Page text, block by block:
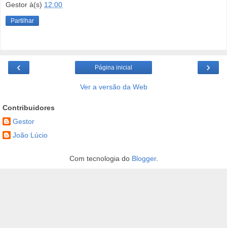
Gestor à(s) 12:00
Partilhar
‹ ›
Página inicial
Ver a versão da Web
Contribuidores
Gestor
João Lúcio
Com tecnologia do Blogger.